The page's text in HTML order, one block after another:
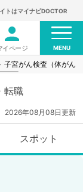
トはマイナビDOCTOR
イページ MENU
子宮がん検査（体がん
転職
2026年08月08日更新
スポット